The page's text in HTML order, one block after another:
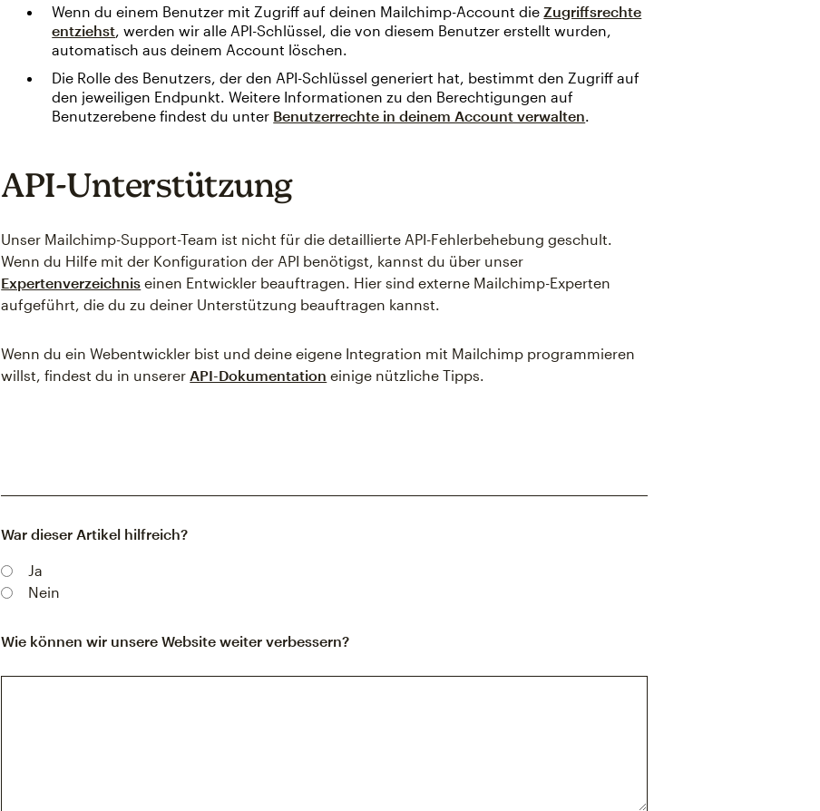
Wenn du einem Benutzer mit Zugriff auf deinen Mailchimp-Account die Zugriffsrechte
entziehst, werden wir alle API-Schlüssel, die von diesem Benutzer erstellt wurden,
automatisch aus deinem Account löschen.
Die Rolle des Benutzers, der den API-Schlüssel generiert hat, bestimmt den Zugriff auf
den jeweiligen Endpunkt. Weitere Informationen zu den Berechtigungen auf
Benutzerebene findest du unter Benutzerrechte in deinem Account verwalten.
API-Unterstützung
Unser Mailchimp-Support-Team ist nicht für die detaillierte API-Fehlerbehebung geschult.
Wenn du Hilfe mit der Konfiguration der API benötigst, kannst du über unser
Expertenverzeichnis einen Entwickler beauftragen. Hier sind externe Mailchimp-Experten
aufgeführt, die du zu deiner Unterstützung beauftragen kannst.
Wenn du ein Webentwickler bist und deine eigene Integration mit Mailchimp programmieren
willst, findest du in unserer API-Dokumentation einige nützliche Tipps.
War dieser Artikel hilfreich?
Ja
Nein
Wie können wir unsere Website weiter verbessern?